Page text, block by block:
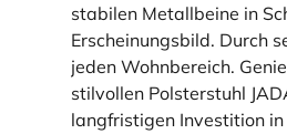
stabilen Metallbeine in
Erscheinungsbild. Durch
jeden Wohnbereich.
stilvollen Polsterstuhl
langfristigen Investition in